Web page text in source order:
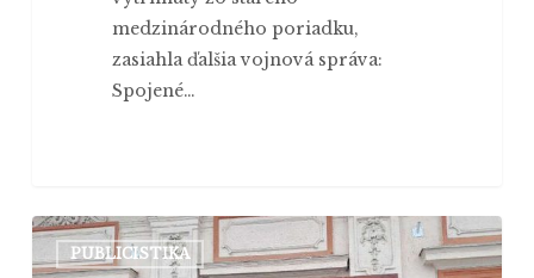
medzinárodného poriadku,
zasiahla ďalšia vojnová správa:
Spojené…
Podniky
v
PUBLICISTIKA